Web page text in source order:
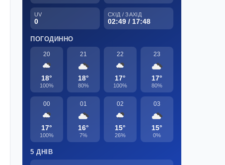
UV
0
СХІД / ЗАХІД
02:49 / 17:48
ПОГОДИННО
20
18°
100%
21
18°
80%
22
17°
100%
23
17°
80%
00
17°
100%
01
16°
7%
02
15°
26%
03
15°
0%
5 ДНІВ